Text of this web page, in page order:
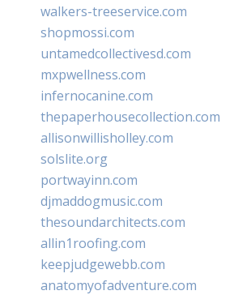
walkers-treeservice.com
shopmossi.com
untamedcollectivesd.com
mxpwellness.com
infernocanine.com
thepaperhousecollection.com
allisonwillisholley.com
solslite.org
portwayinn.com
djmaddogmusic.com
thesoundarchitects.com
allin1roofing.com
keepjudgewebb.com
anatomyofadventure.com